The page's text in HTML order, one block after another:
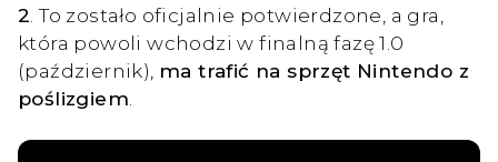
2 . To zostało oficjalnie potwierdzone, a gra,
która powoli wchodzi w finalną fazę 1.0
(październik), ma trafić na sprzęt Nintendo z
poślizgiem